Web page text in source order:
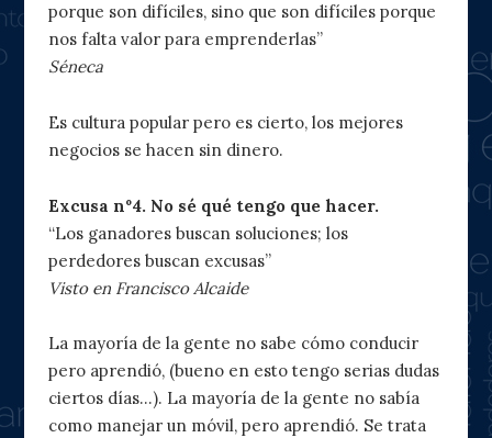
porque son difíciles, sino que son difíciles porque
nos falta valor para emprenderlas”
Séneca
Es cultura popular pero es cierto, los mejores
negocios se hacen sin dinero.
Excusa nº4. No sé qué tengo que hacer.
“Los ganadores buscan soluciones; los
perdedores buscan excusas”
Visto en Francisco Alcaide
La mayoría de la gente no sabe cómo conducir
pero aprendió, (bueno en esto tengo serias dudas
ciertos días…). La mayoría de la gente no sabía
como manejar un móvil, pero aprendió. Se trata